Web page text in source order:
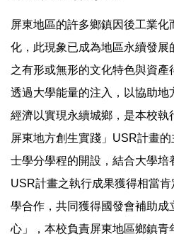
屏東地區的許多鄉鎮因後工業
化，此現象已成為地區永續發展
之有形或無形的文化特色與資產
透過大學能量的注入，以協助
經濟以實現永續城鄉，是本校執
屏東地方創生實踐」USR計畫
士學分學程的開設，結合大學培
USR計畫之執行成果獲得相當
學合作，共同獲得國發會補助成
心」，本校負責屏東地區鄉鎮